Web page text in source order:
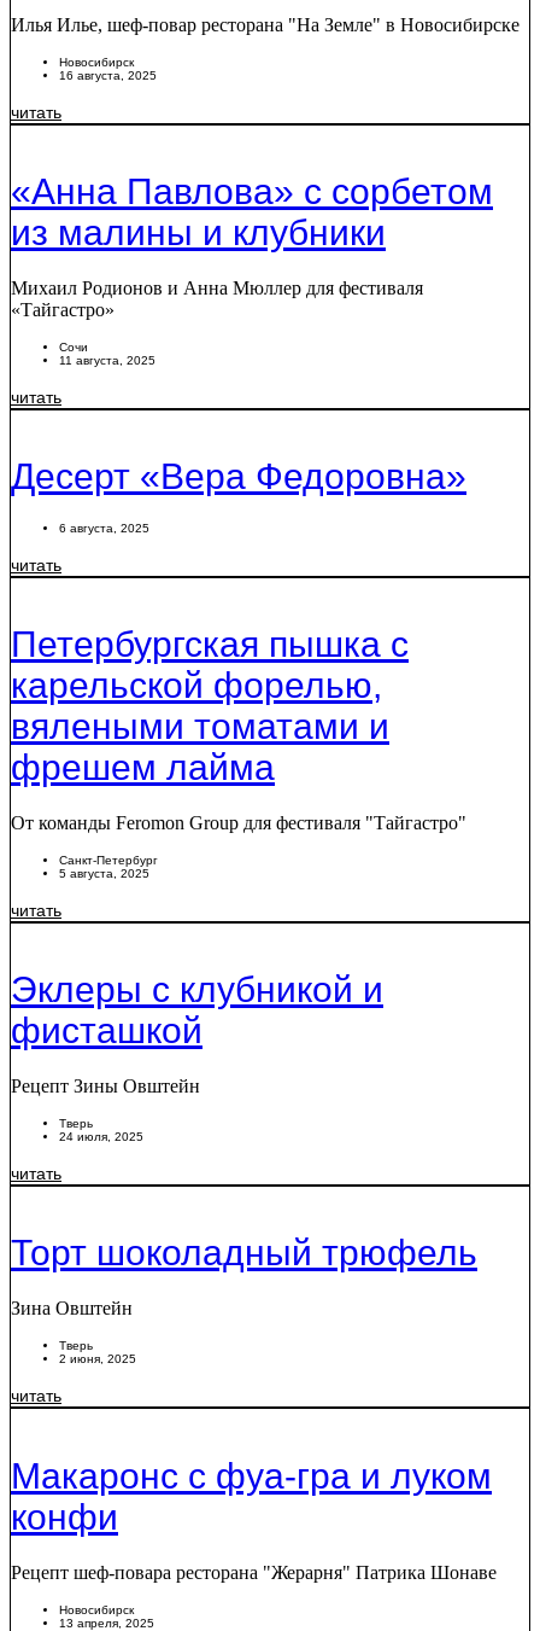
Илья Илье, шеф-повар ресторана "На Земле" в Новосибирске
Новосибирск
16 августа, 2025
читать
«Анна Павлова» с сорбетом
из малины и клубники
Михаил Родионов и Анна Мюллер для фестиваля
«Тайгастро»
Сочи
11 августа, 2025
читать
Десерт «Вера Федоровна»
6 августа, 2025
читать
Петербургская пышка с
карельской форелью,
вялеными томатами и
фрешем лайма
От команды Feromon Group для фестиваля "Тайгастро"
Санкт-Петербург
5 августа, 2025
читать
Эклеры с клубникой и
фисташкой
Рецепт Зины Овштейн
Тверь
24 июля, 2025
читать
Торт шоколадный трюфель
Зина Овштейн
Тверь
2 июня, 2025
читать
Макаронс с фуа-гра и луком
конфи
Рецепт шеф-повара ресторана "Жерарня" Патрика Шонаве
Новосибирск
13 апреля, 2025